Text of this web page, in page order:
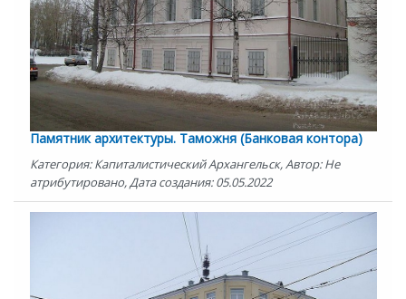
Памятник архитектуры. Таможня (Банковая контора)
Категория: Капиталистический Архангельск, Автор: Не
атрибутировано, Дата создания: 05.05.2022